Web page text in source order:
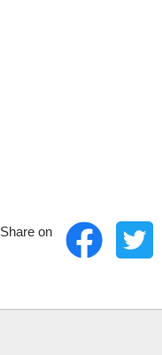
Share on